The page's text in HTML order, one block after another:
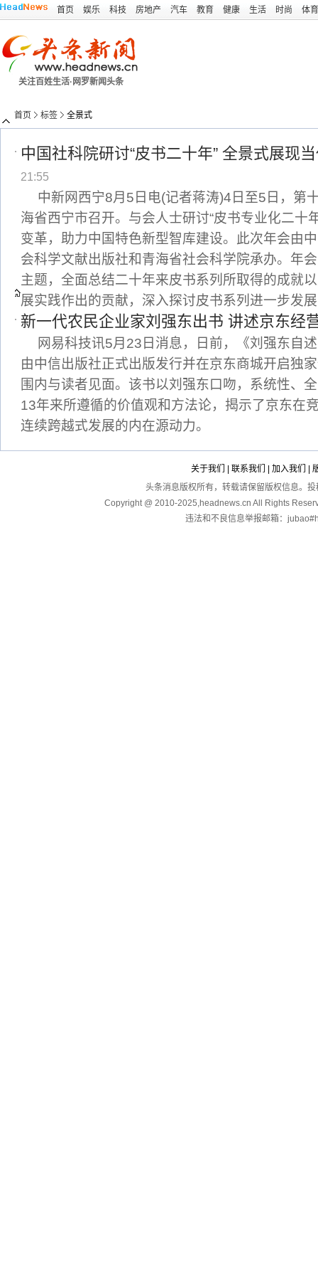
首页 娱乐 科技 房地产 汽车 教育 健康 生活 时尚 体育
关注百姓生活·网罗新闻头条
首页 标签 全景式
中国社科院研讨“皮书二十年” 全景式展现
21:55
中新网西宁8月5日电(记者蒋涛)4日至5日，第
海省西宁市召开。与会人士研讨“皮书专业化二十
变革，助力中国特色新型智库建设。此次年会由
会科学文献出版社和青海省社会科学院承办。年
主题，全面总结二十年来皮书系列所取得的成就
展实践作出的贡献，深入探讨皮书系列进一步发
新一代农民企业家刘强东出书 讲述京东经
网易科技讯5月23日消息，日前，《刘强东自
由中信出版社正式出版发行并在京东商城开启独
围内与读者见面。该书以刘强东口吻，系统性、
13年来所遵循的价值观和方法论，揭示了京东在
连续跨越式发展的内在源动力。
关于我们 联系我们 加入我们
头条消息版权所有，转载请保留版权信息。
Copyright @ 2010-2025,headnews.cn All Rights
违法和不良信息举报邮箱：